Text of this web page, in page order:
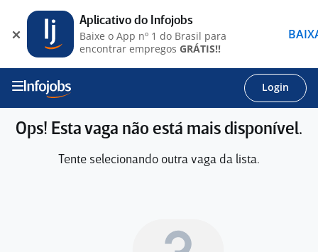
Login
Ops! Esta vaga não está mais disponível.
Tente selecionando outra vaga da lista.
Aplicativo do Infojobs
Baixe o App nº 1 do Brasil para
encontrar empregos GRÁTIS!!